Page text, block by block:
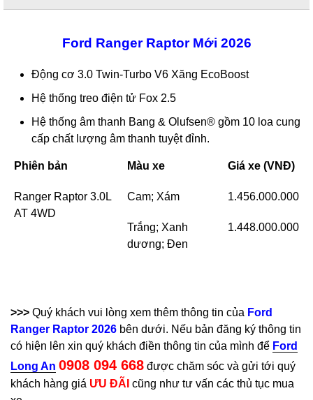
Ford Ranger Raptor Mới 2026
Động cơ 3.0 Twin-Turbo V6 Xăng EcoBoost
Hệ thống treo điện tử Fox 2.5
Hệ thống âm thanh Bang & Olufsen® gồm 10 loa cung
cấp chất lượng âm thanh tuyệt đỉnh.
Phiên bản Màu xe Giá xe (VNĐ)
Ranger Raptor 3.0L
AT 4WD
Cam; Xám 1.456.000.000
Trắng; Xanh
dương; Đen
1.448.000.000
>>> Quý khách vui lòng xem thêm thông tin của Ford
Ranger Raptor 2026 bên dưới. Nếu bản đăng ký thông tin
có hiện lên xin quý khách điền thông tin của mình để Ford
Long An 0908 094 668 được chăm sóc và gửi tới quý
khách hàng giá ƯU ĐÃI cũng như tư vấn các thủ tục mua